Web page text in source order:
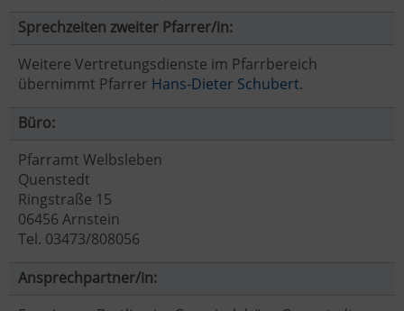
Sprechzeiten zweiter Pfarrer/in:
Weitere Vertretungsdienste im Pfarrbereich
übernimmt Pfarrer Hans-Dieter Schubert.
Büro:
Pfarramt Welbsleben
Quenstedt
Ringstraße 15
06456 Arnstein
Tel. 03473/808056
Ansprechpartner/in: